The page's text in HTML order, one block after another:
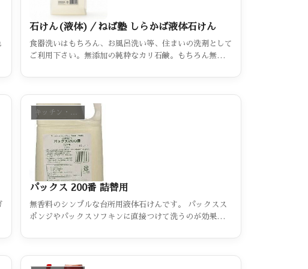
石けん(液体)／ねば塾 しらかば液体石けん
食器洗いはもちろん、お風呂洗い等、住まいの洗剤として
ご利用下さい。無添加の純粋なカリ石鹸。もちろん無香
パックス 200番 詰替用
無香料のシンプルな台所用液体石けんです。 パックスス
ポンジやパックスソフキンに直接つけて洗うのが効果的、